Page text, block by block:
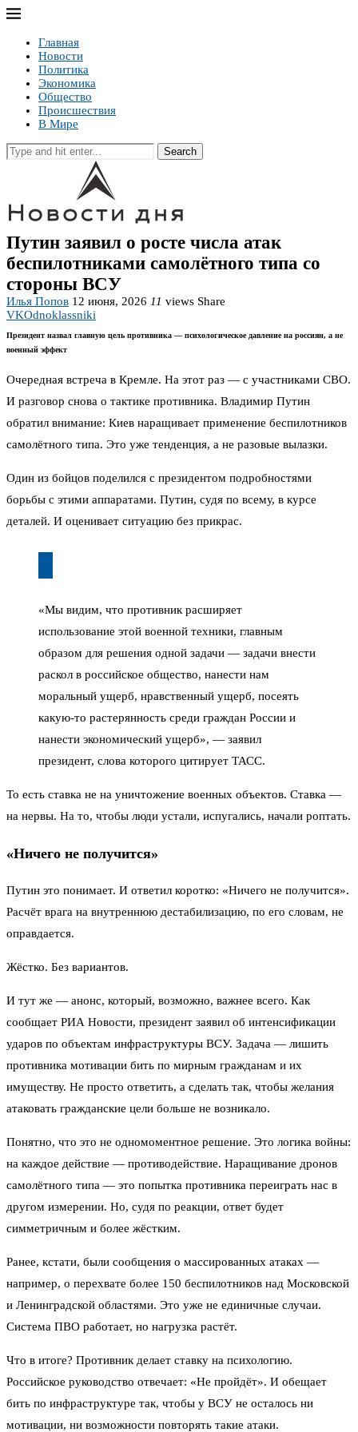
Главная
Новости
Политика
Экономика
Общество
Происшествия
В Мире
Search
Путин заявил о росте числа атак
беспилотниками самолётного типа со
стороны ВСУ
Илья Попов 12 июня, 2026 11 views Share
VKOdnoklassniki
Президент назвал главную цель противника — психологическое давление на россиян, а не
военный эффект
Очередная встреча в Кремле. На этот раз — с участниками СВО.
И разговор снова о тактике противника. Владимир Путин
обратил внимание: Киев наращивает применение беспилотников
самолётного типа. Это уже тенденция, а не разовые вылазки.
Один из бойцов поделился с президентом подробностями
борьбы с этими аппаратами. Путин, судя по всему, в курсе
деталей. И оценивает ситуацию без прикрас.
«Мы видим, что противник расширяет
использование этой военной техники, главным
образом для решения одной задачи — задачи внести
раскол в российское общество, нанести нам
моральный ущерб, нравственный ущерб, посеять
какую-то растерянность среди граждан России и
нанести экономический ущерб», — заявил
президент, слова которого цитирует ТАСС.
То есть ставка не на уничтожение военных объектов. Ставка —
на нервы. На то, чтобы люди устали, испугались, начали роптать.
«Ничего не получится»
Путин это понимает. И ответил коротко: «Ничего не получится».
Расчёт врага на внутреннюю дестабилизацию, по его словам, не
оправдается.
Жёстко. Без вариантов.
И тут же — анонс, который, возможно, важнее всего. Как
сообщает РИА Новости, президент заявил об интенсификации
ударов по объектам инфраструктуры ВСУ. Задача — лишить
противника мотивации бить по мирным гражданам и их
имуществу. Не просто ответить, а сделать так, чтобы желания
атаковать гражданские цели больше не возникало.
Понятно, что это не одномоментное решение. Это логика войны:
на каждое действие — противодействие. Наращивание дронов
самолётного типа — это попытка противника переиграть нас в
другом измерении. Но, судя по реакции, ответ будет
симметричным и более жёстким.
Ранее, кстати, были сообщения о массированных атаках —
например, о перехвате более 150 беспилотников над Московской
и Ленинградской областями. Это уже не единичные случаи.
Система ПВО работает, но нагрузка растёт.
Что в итоге? Противник делает ставку на психологию.
Российское руководство отвечает: «Не пройдёт». И обещает
бить по инфраструктуре так, чтобы у ВСУ не осталось ни
мотивации, ни возможности повторять такие атаки.